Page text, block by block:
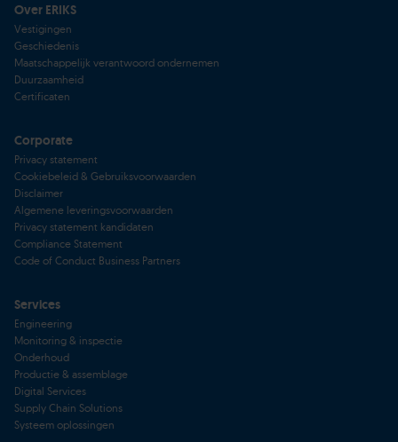
Over ERIKS
Vestigingen
Geschiedenis
Maatschappelijk verantwoord ondernemen
Duurzaamheid
Certificaten
Corporate
Privacy statement
Cookiebeleid & Gebruiksvoorwaarden
Disclaimer
Algemene leveringsvoorwaarden
Privacy statement kandidaten
Compliance Statement
Code of Conduct Business Partners
Services
Engineering
Monitoring & inspectie
Onderhoud
Productie & assemblage
Digital Services
Supply Chain Solutions
Systeem oplossingen